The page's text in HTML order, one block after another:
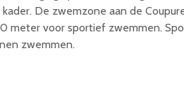
De zwemzone aan de
meter voor sportief zwemmen.
zwemmen.